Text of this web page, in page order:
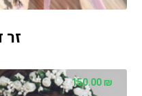
זר
150.00₪